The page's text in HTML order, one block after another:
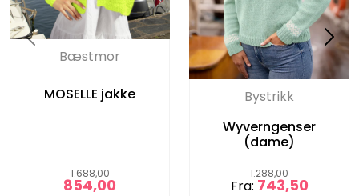
Bæstmor
MOSELLE jakke
1.688,00
854,00
Bystrikk
Wyverngenser
(dame)
1.288,00
Fra: 743,50